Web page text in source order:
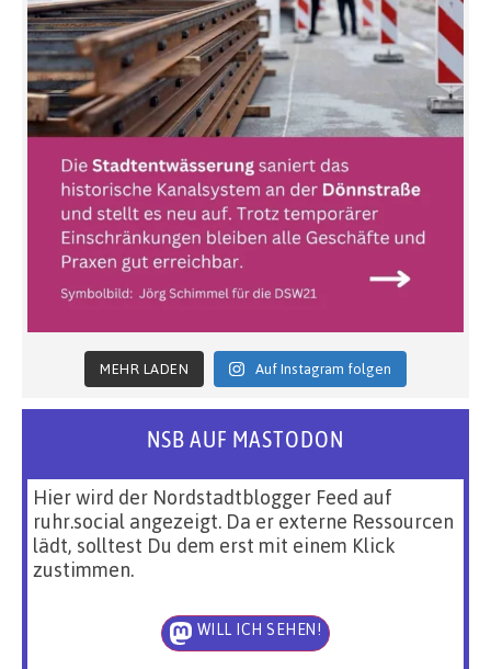
MEHR LADEN Auf Instagram folgen
NSB AUF MASTODON
Hier wird der Nordstadtblogger Feed auf
ruhr.social angezeigt. Da er externe Ressourcen
lädt, solltest Du dem erst mit einem Klick
zustimmen.
WILL ICH SEHEN!